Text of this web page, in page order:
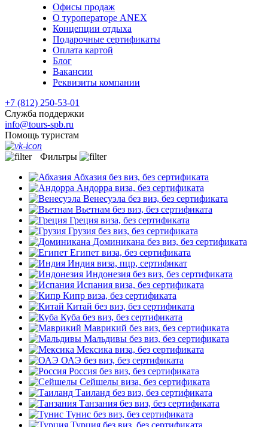
Офисы продаж
О туроператоре ANEX
Концепции отдыха
Подарочные сертификаты
Оплата картой
Блог
Вакансии
Реквизиты компании
+7 (812) 250-53-01
Служба поддержки
info@tours-spb.ru
Помощь туристам
Фильтры
Абхазия без виз, без сертификата
Андорра виза, без сертификата
Венесуэла без виз, без сертификата
Вьетнам без виз, без сертификата
Греция виза, без сертификата
Грузия без виз, без сертификата
Доминикана без виз, без сертификата
Египет виза, без сертификата
Индия виза, пцр, сертификат
Индонезия без виз, без сертификата
Испания виза, без сертификата
Кипр виза, без сертификата
Китай без виз, без сертификата
Куба без виз, без сертификата
Маврикий без виз, без сертификата
Мальдивы без виз, без сертификата
Мексика виза, без сертификата
ОАЭ без виз, без сертификата
Россия без виз, без сертификата
Сейшелы виза, без сертификата
Таиланд без виз, без сертификата
Танзания без виз, без сертификата
Тунис без виз, без сертификата
Турция без виз, без сертификата